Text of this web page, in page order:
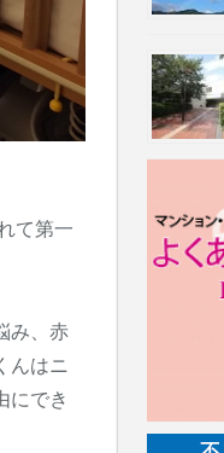
て第一
み、赤
んはニ
にでき